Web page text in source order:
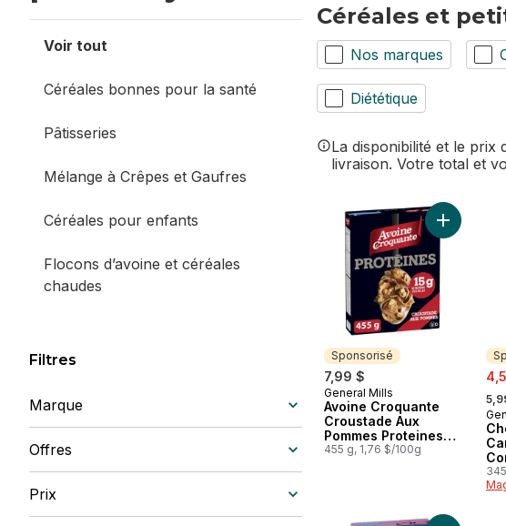
Voir tout
Céréales bonnes pour la santé
Pâtisseries
Mélange à Crêpes et Gaufres
Céréales pour enfants
Flocons d’avoine et céréales
chaudes
Filtres
Marque
Offres
Prix
Céréales et
Nos marques
Diététique
La disponibilité et le prix
livraison. Votre total et
Sponsorisé
7,99 $
Sponsorisé
General Mills
Avoine Croquante
Croustade Aux
Pommes Proteines
Cereales
455 g, 1,76 $/100g
Ajouter
,